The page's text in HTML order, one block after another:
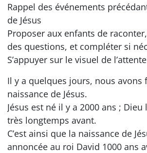
Rappel des événements
de Jésus
Proposer aux enfants de
des questions, et compléter si
S’appuyer sur le visuel de
Il y a quelques jours, nous avons
naissance de Jésus.
Jésus est né il y a 2000 ans ; Dieu
très longtemps avant.
C’est ainsi que la naissance de
annoncée au roi David 1000 ans